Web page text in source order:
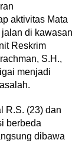
aktivitas Mata
di kawasan
Reskrim
S.H.,
menjadi
R.S. (23) dan
berbeda
dibawa